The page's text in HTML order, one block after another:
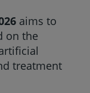
aims to
on the
treatment